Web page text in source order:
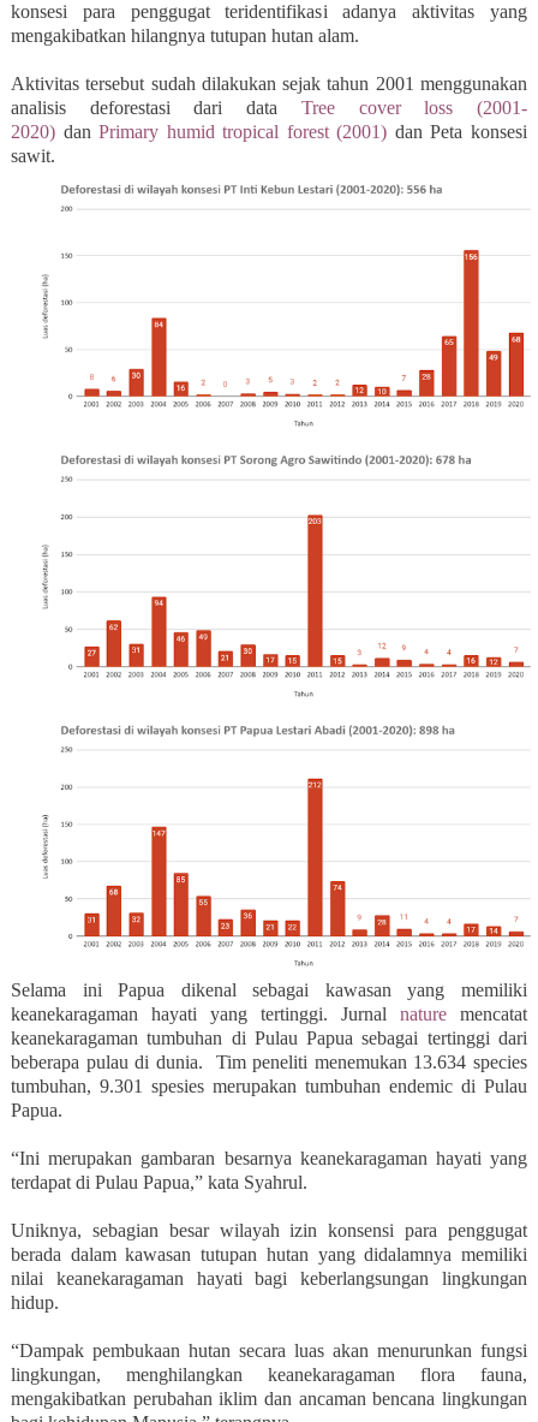
konsesi para penggugat teridentifikasi adanya aktivitas yang
mengakibatkan hilangnya tutupan hutan alam.
Aktivitas tersebut sudah dilakukan sejak tahun 2001 menggunakan
analisis deforestasi dari data Tree cover loss (2001-
2020)danPrimary humid tropical forest (2001) dan Peta konsesi
sawit.
Selama ini Papua dikenal sebagai kawasan yang memiliki
keanekaragaman hayati yang tertinggi. Jurnalnature mencatat
keanekaragaman tumbuhan di Pulau Papua sebagai tertinggi dari
beberapa pulau di dunia. Tim peneliti menemukan 13.634 species
tumbuhan, 9.301 spesies merupakan tumbuhan endemic di Pulau
Papua.
“Ini merupakan gambaran besarnya keanekaragaman hayati yang
terdapat di Pulau Papua,” kata Syahrul.
Uniknya, sebagian besar wilayah izin konsensi para penggugat
berada dalam kawasan tutupan hutan yang didalamnya memiliki
nilai keanekaragaman hayati bagi keberlangsungan lingkungan
hidup.
“Dampak pembukaan hutan secara luas akan menurunkan fungsi
lingkungan, menghilangkan keanekaragaman flora fauna,
mengakibatkan perubahan iklim dan ancaman bencana lingkungan